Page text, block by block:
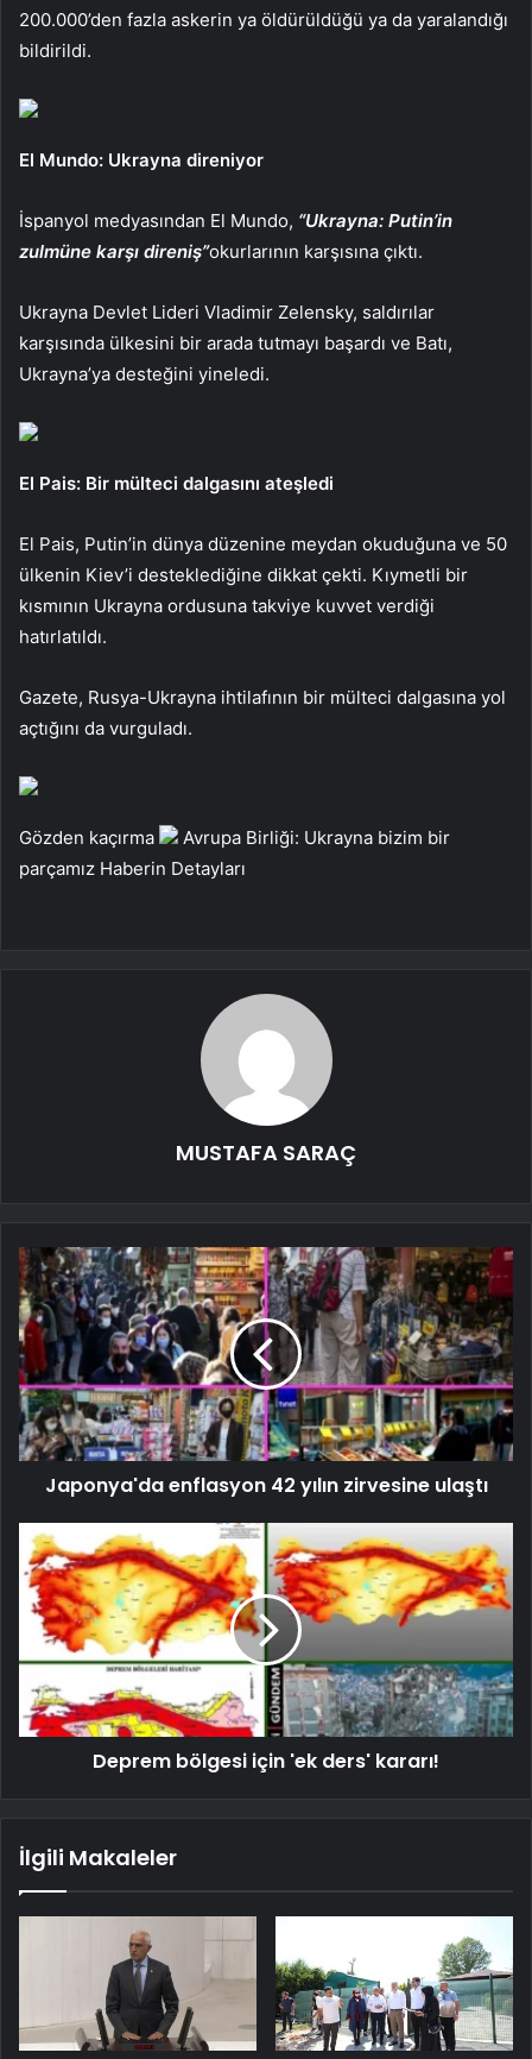
200.000’den fazla askerin ya öldürüldüğü ya da yaralandığı
bildirildi.
El Mundo: Ukrayna direniyor
İspanyol medyasından El Mundo, “Ukrayna: Putin’in
zulmüne karşı direniş”okurlarının karşısına çıktı.
Ukrayna Devlet Lideri Vladimir Zelensky, saldırılar
karşısında ülkesini bir arada tutmayı başardı ve Batı,
Ukrayna’ya desteğini yineledi.
El Pais: Bir mülteci dalgasını ateşledi
El Pais, Putin’in dünya düzenine meydan okuduğuna ve 50
ülkenin Kiev’i desteklediğine dikkat çekti. Kıymetli bir
kısmının Ukrayna ordusuna takviye kuvvet verdiği
hatırlatıldı.
Gazete, Rusya-Ukrayna ihtilafının bir mülteci dalgasına yol
açtığını da vurguladı.
Gözden kaçırma
Avrupa Birliği: Ukrayna bizim bir
parçamız Haberin Detayları
MUSTAFA SARAÇ
Japonya'da enflasyon 42 yılın zirvesine ulaştı
Deprem bölgesi için 'ek ders' kararı!
İlgili Makaleler